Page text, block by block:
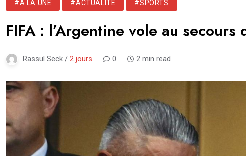
#A LA UNE #ACTUALITÉ #SPORTS
FIFA : l’Argentine vole au
Rassul Seck / 2 jours 0 2 min read